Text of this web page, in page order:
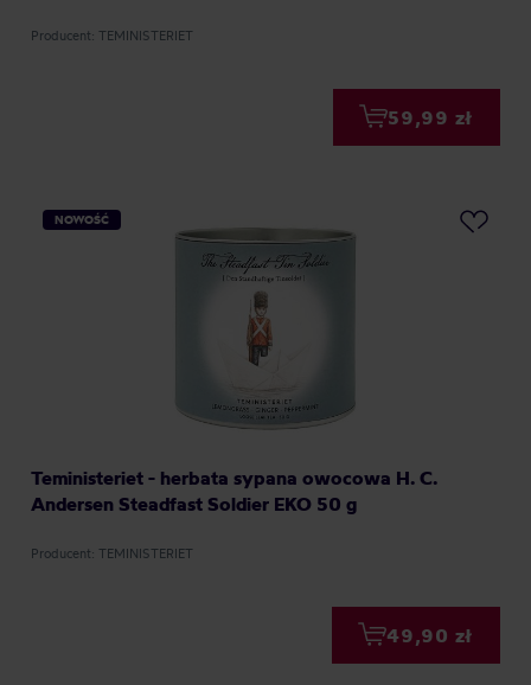
Producent: TEMINISTERIET
59,99 zł
NOWOŚĆ
Teministeriet - herbata sypana owocowa H. C.
Andersen Steadfast Soldier EKO 50 g
Producent: TEMINISTERIET
49,90 zł